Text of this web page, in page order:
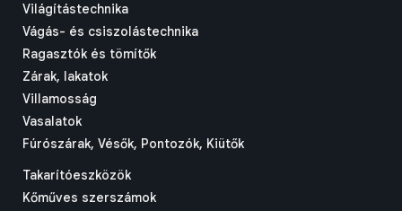
Világítástechnika
Vágás- és csiszolástechnika
Ragasztók és tömítők
Zárak, lakatok
Villamosság
Vasalatok
Fúrószárak, Vésők, Pontozók, Kiütők
Takarítóeszközök
Kőműves szerszámok